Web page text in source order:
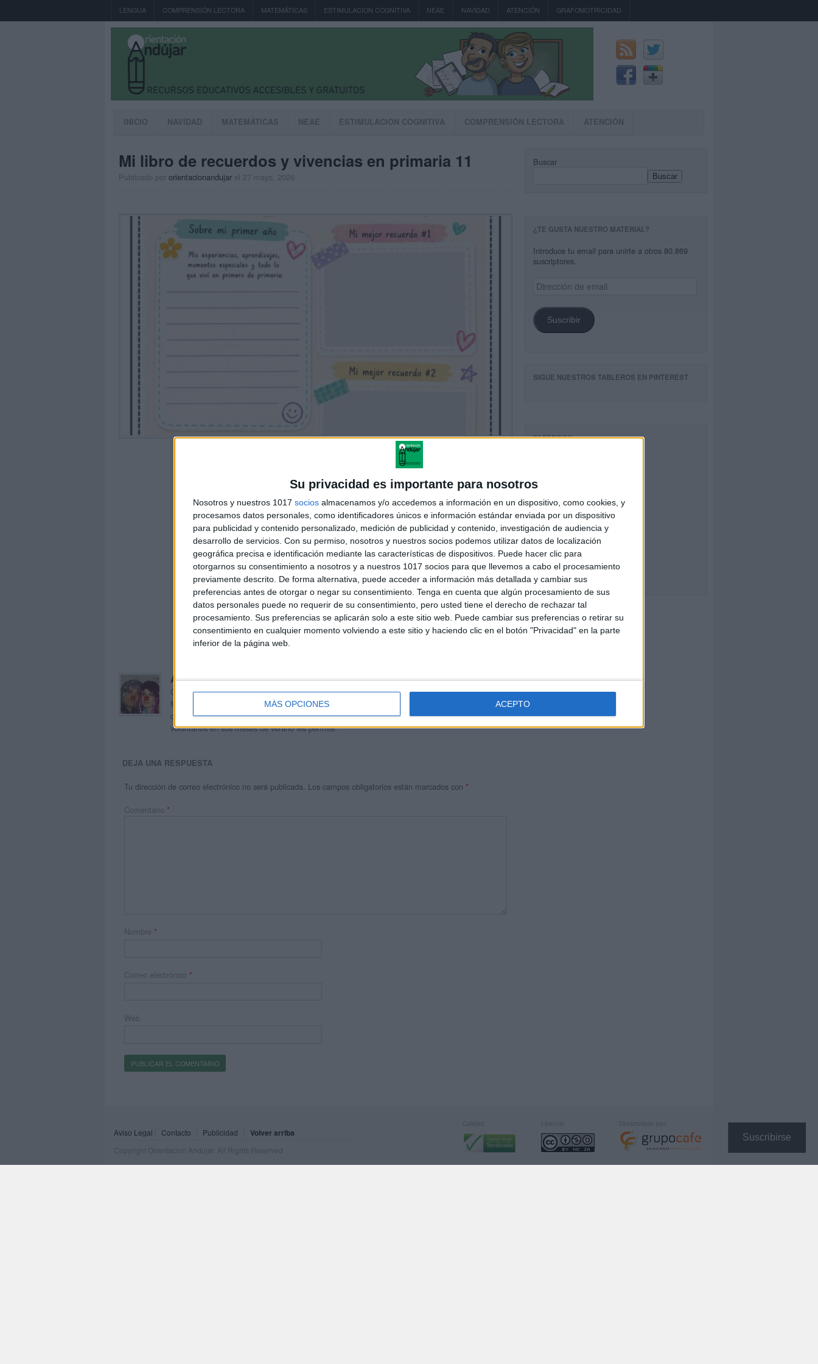
Su privacidad es importante para nosotros
Nosotros y nuestros 1017 socios almacenamos y/o accedemos a información en un dispositivo, como cookies, y
procesamos datos personales, como identificadores únicos e información estándar enviada por un dispositivo
para publicidad y contenido personalizado, medición de publicidad y contenido, investigación de audiencia y
desarrollo de servicios. Con su permiso, nosotros y nuestros socios podemos utilizar datos de localización
geográfica precisa e identificación mediante las características de dispositivos. Puede hacer clic para
otorgarnos su consentimiento a nosotros y a nuestros 1017 socios para que llevemos a cabo el procesamiento
previamente descrito. De forma alternativa, puede acceder a información más detallada y cambiar sus
preferencias antes de otorgar o negar su consentimiento. Tenga en cuenta que algún procesamiento de sus
datos personales puede no requerir de su consentimiento, pero usted tiene el derecho de rechazar tal
procesamiento. Sus preferencias se aplicarán solo a este sitio web. Puede cambiar sus preferencias o retirar su
consentimiento en cualquier momento volviendo a este sitio y haciendo clic en el botón "Privacidad" en la parte
inferior de la página web.
MÁS OPCIONES ACEPTO
Suscribirse
LENGUA COMPRENSIÓN LECTORA MATEMÁTICAS ESTIMULACION COGNITIVA NEAE NAVIDAD ATENCIÓN GRAFOMOTRICIDAD
INICIO NAVIDAD MATEMÁTICAS NEAE ESTIMULACION COGNITIVA COMPRENSIÓN LECTORA ATENCIÓN
Mi libro de recuerdos y vivencias en primaria 11
Publicado por orientacionandujar el 27 mayo, 2026
Acerca de orientacionandujar
Orientación Andújar no es solo un blog, es la apuesta personal de dos profesores Ginés y
Maribel, que además de ser pareja, son los encargados de los contenidos que encontramos
dentro del blog y en el cual, vuelcan la mayor parte del tiempo, que sus tareas como docentes, y
voluntarios en sus meses de verano les permite.
DEJA UNA RESPUESTA
Tu dirección de correo electrónico no será publicada. Los campos obligatorios están marcados con *
Comentario *
Nombre *
Correo electrónico *
Web
Buscar
Buscar
¿TE GUSTA NUESTRO MATERIAL?
Introduce tu email para unirte a otros 80.869
suscriptores.
Dirección
de
Suscribir
SIGUE NUESTROS TABLEROS EN PINTEREST
FACEBOOK
Aviso Legal Contacto Publicidad Volver arriba